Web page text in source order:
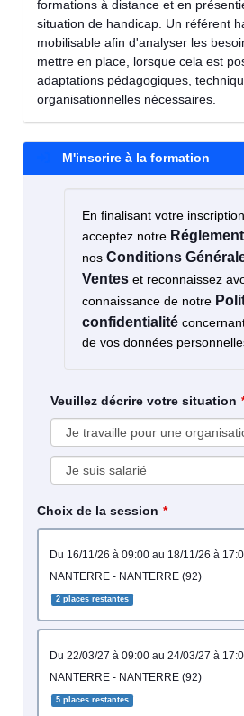
formations à distance et en
situation de handicap. Un référent
mobilisable afin d'analyser les
mettre en place, lorsque cela est
adaptations pédagogiques,
organisationnelles nécessaires.
M'inscrire à la formation
En finalisant votre
acceptez notre
nos Conditions
Ventes et reconnaissez
connaissance de notre
confidentialité
de vos données
Veuillez décrire votre situation
Choix de la session
du 16/11/26 à 09:00 au 18/11/26 à 17:00 - MSH Mondes - JL -
NANTERRE - NANTERRE (92)
2 places restantes
du 22/03/27 à 09:00 au 24/03/27 à 17:00 - MSH Mondes - JL -
NANTERRE - NANTERRE (92)
5 places restantes